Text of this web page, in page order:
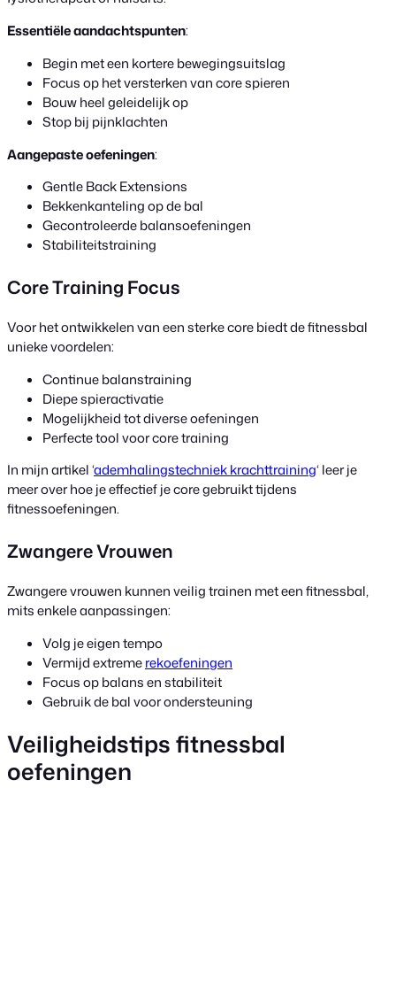
Essentiële aandachtspunten:
Begin met een kortere bewegingsuitslag
Focus op het versterken van core spieren
Bouw heel geleidelijk op
Stop bij pijnklachten
Aangepaste oefeningen:
Gentle Back Extensions
Bekkenkanteling op de bal
Gecontroleerde balansoefeningen
Stabiliteitstraining
Core Training Focus
Voor het ontwikkelen van een sterke core biedt de fitnessbal
unieke voordelen:
Continue balanstraining
Diepe spieractivatie
Mogelijkheid tot diverse oefeningen
Perfecte tool voor core training
In mijn artikel ‘ademhalingstechniek krachttraining‘ leer je
meer over hoe je effectief je core gebruikt tijdens
fitnessoefeningen.
Zwangere Vrouwen
Zwangere vrouwen kunnen veilig trainen met een fitnessbal,
mits enkele aanpassingen:
Volg je eigen tempo
Vermijd extremerekoefeningen
Focus op balans en stabiliteit
Gebruik de bal voor ondersteuning
Veiligheidstips fitnessbal
oefeningen